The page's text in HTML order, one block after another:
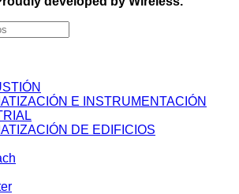
E INSTRUMENTACIÓN
DE EDIFICIOS